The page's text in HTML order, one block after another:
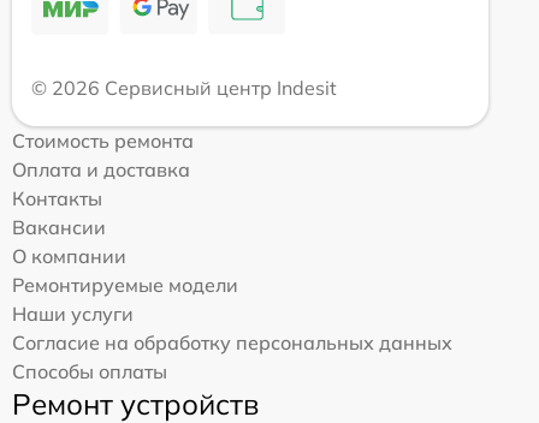
© 2026 Сервисный центр Indesit
Стоимость ремонта
Оплата и доставка
Контакты
Вакансии
О компании
Ремонтируемые модели
Наши услуги
Согласие на обработку персональных данных
Способы оплаты
Ремонт устройств